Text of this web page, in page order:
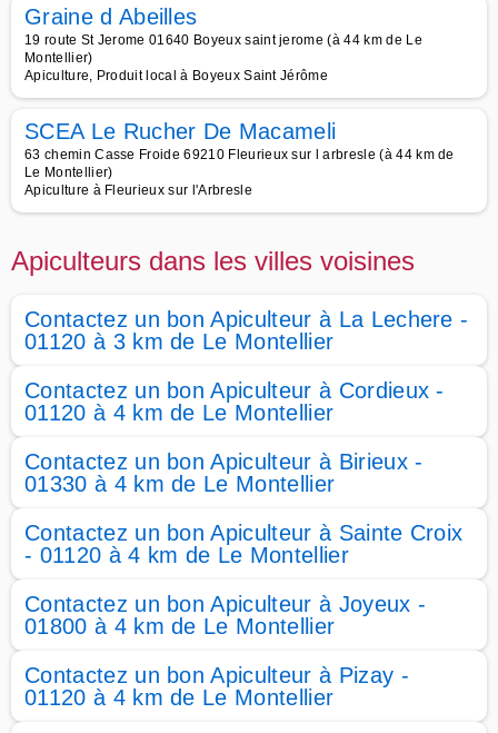
Graine d Abeilles
19 route St Jerome 01640 Boyeux saint jerome (à 44 km de Le
Montellier)
Apiculture, Produit local à Boyeux Saint Jérôme
SCEA Le Rucher De Macameli
63 chemin Casse Froide 69210 Fleurieux sur l arbresle (à 44 km de
Le Montellier)
Apiculture à Fleurieux sur l'Arbresle
Apiculteurs dans les villes voisines
Contactez un bon Apiculteur à La Lechere -
01120 à 3 km de Le Montellier
Contactez un bon Apiculteur à Cordieux -
01120 à 4 km de Le Montellier
Contactez un bon Apiculteur à Birieux -
01330 à 4 km de Le Montellier
Contactez un bon Apiculteur à Sainte Croix
- 01120 à 4 km de Le Montellier
Contactez un bon Apiculteur à Joyeux -
01800 à 4 km de Le Montellier
Contactez un bon Apiculteur à Pizay -
01120 à 4 km de Le Montellier